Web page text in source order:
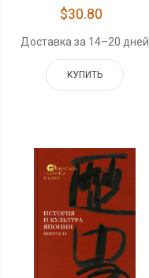
$30.80
Доставка за 14–20 дней
КУПИТЬ